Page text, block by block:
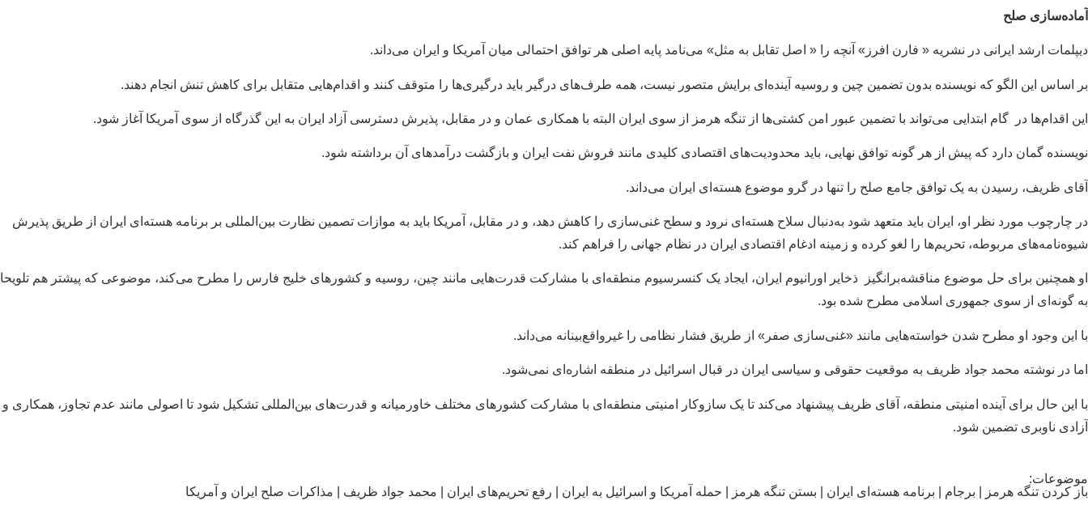
آماده‌سازی صلح
دیپلمات ارشد ایرانی در نشریه « فارن افرز» آنچه را « اصل تقابل به مثل» می‌نامد پایه اصلی هر توافق احتمالی میان آمریکا و ایران می‌داند.
بر اساس این الگو که نویسنده بدون تضمین چین و‌ روسیه آینده‌ای برایش متصور نیست، همه طرف‌های درگیر باید درگیری‌ها را متوقف کنند و اقدام‌هایی متقابل برای کاهش تنش انجام دهند.
این اقدام‌ها در گام ابتدایی می‌تواند با تضمین عبور امن کشتی‌ها از تنگه هرمز از سوی ایران البته با همکاری عمان و در مقابل، پذیرش دسترسی آزاد ایران به این گذرگاه از سوی آمریکا آغاز شود.
نویسنده گمان دارد که پیش از هر گونه توافق نهایی، باید محدودیت‌های اقتصادی کلیدی مانند فروش نفت ایران و بازگشت درآمدهای آن برداشته شود.
آقای ظریف، رسیدن به یک‌ توافق جامع صلح را تنها در گرو موضوع هسته‌ای ایران می‌داند.
در چارچوب مورد نظر او، ایران باید متعهد شود به‌دنبال سلاح هسته‌ای نرود و سطح غنی‌سازی را کاهش دهد، و در مقابل، آمریکا باید به موازات تصمین نظارت بین‌المللی بر برنامه هسته‌ای ایران از طریق پذیرش
شیوه‌نامه‌های مربوطه، تحریم‌ها را لغو کرده و زمینه ادغام اقتصادی ایران در نظام جهانی را فراهم کند.
او‌ همچنین برای حل موضوع مناقشه‌برانگیز ذخایر اورانیوم ایران، ایجاد یک کنسرسیوم منطقه‌ای با مشارکت قدرت‌هایی مانند چین، روسیه و کشورهای خلیج فارس را مطرح می‌کند، موضوعی که پیشتر هم تلویحا
به گونه‌ای از سوی جمهوری اسلامی مطرح شده بود.
با این وجود او مطرح شدن خواسته‌هایی مانند «غنی‌سازی صفر» از طریق فشار نظامی را غیرواقع‌بینانه می‌داند.
اما در نوشته محمد جواد ظریف به موقعیت حقوقی و سیاسی ایران در قبال اسرائیل در منطقه اشاره‌ای نمی‌شود.
با این حال برای آینده امنیتی منطقه، آقای ظریف پیشنهاد می‌کند تا یک سازوکار امنیتی منطقه‌ای با مشارکت کشورهای مختلف خاورمیانه و قدرت‌های بین‌المللی تشکیل شود تا اصولی مانند عدم تجاوز، همکاری و
آزادی ناوبری تضمین شود.
موضوعات:
باز کردن تنگه هرمز
برجام برنامه هسته‌ای ایران بستن تنگه هرمز حمله آمریکا و اسرائیل به ایران رفع تحریم‌های ایران محمد جواد ظریف مذاکرات صلح ایران و آمریکا